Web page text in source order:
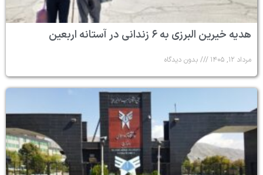
هدیه خیرین البرزی به ۶ زندانی در آستانه اربعین
مرداد ۱۲, ۱۴۰۵ بدون دیدگاه